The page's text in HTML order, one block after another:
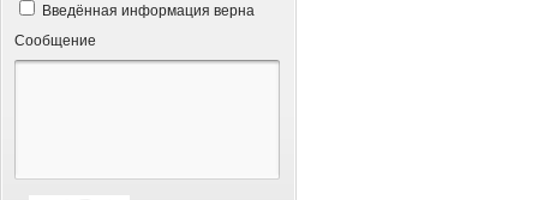
Введённая информация верна
Сообщение